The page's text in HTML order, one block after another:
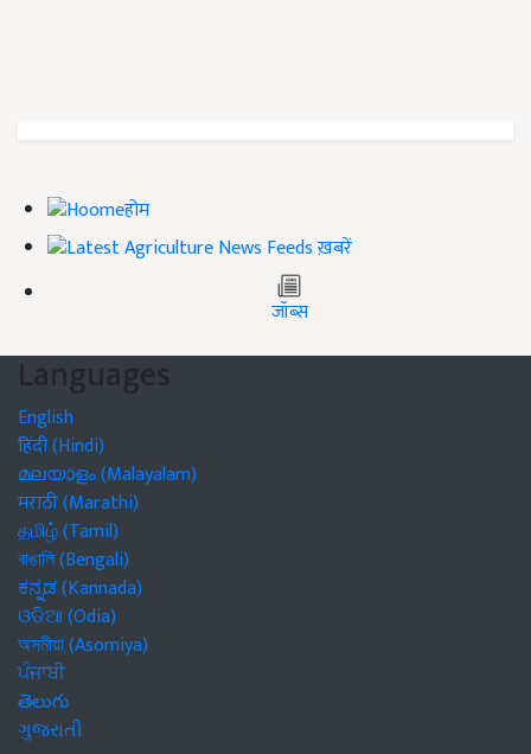
होम
ख़बरें
जॉब्स
Languages
English
हिंदी (Hindi)
മലയാളം (Malayalam)
मराठी (Marathi)
தமிழ் (Tamil)
বাঙালি (Bengali)
ಕನ್ನಡ (Kannada)
ଓଡିଆ (Odia)
অসমীয়া (Asomiya)
ਪੰਜਾਬੀ
తెలుగు
ગુજરાતી